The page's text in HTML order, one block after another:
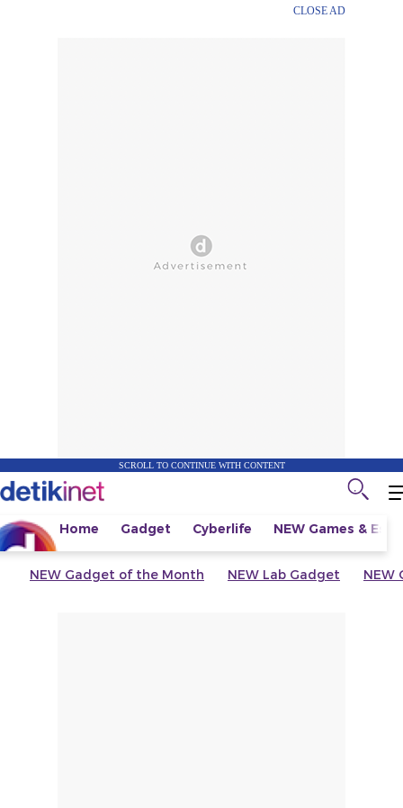
CLOSE AD
SCROLL TO CONTINUE WITH CONTENT
Home Gadget Cyberlife NEW Games &
NEW Gadget of the Month NEW Lab Gadget NEW